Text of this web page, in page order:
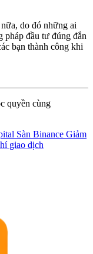
do đó những ai
đầu tư đúng đắn
bạn thành công khi
quyền cùng
Sàn Binance Giảm
giao dịch